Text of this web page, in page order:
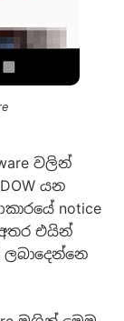
වලින්
යන
notice
එයින්